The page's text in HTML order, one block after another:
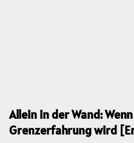
Allein in der Wand:
Grenzerfahrung wird